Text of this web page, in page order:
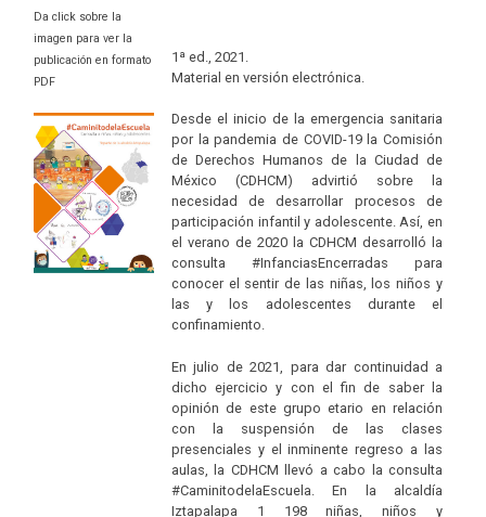
Da click sobre la
imagen para ver la
publicación en formato
PDF
1ª ed., 2021.
Material en versión electrónica.
Desde el inicio de la emergencia sanitaria
por la pandemia de COVID-19 la Comisión
de Derechos Humanos de la Ciudad de
México (CDHCM) advirtió sobre la
necesidad de desarrollar procesos de
participación infantil y adolescente. Así, en
el verano de 2020 la CDHCM desarrolló la
consulta #InfanciasEncerradas para
conocer el sentir de las niñas, los niños y
las y los adolescentes durante el
confinamiento.
En julio de 2021, para dar continuidad a
dicho ejercicio y con el fin de saber la
opinión de este grupo etario en relación
con la suspensión de las clases
presenciales y el inminente regreso a las
aulas, la CDHCM llevó a cabo la consulta
#CaminitodelaEscuela. En la alcaldía
Iztapalapa 1 198 niñas, niños y